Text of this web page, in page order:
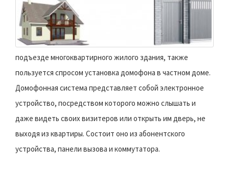
подъезде многоквартирного жилого здания, также
пользуется спросом установка домофона в частном доме.
Домофонная система представляет собой электронное
устройство, посредством которого можно слышать и
даже видеть своих визитеров или открыть им дверь, не
выходя из квартиры. Состоит оно из абонентского
устройства, панели вызова и коммутатора.